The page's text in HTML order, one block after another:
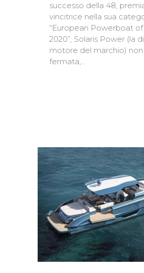
successo della 48,
vincitrice nella sua
“European Powerboat
2020”, Solaris Power (la
motore del marchio) non
fermata,...